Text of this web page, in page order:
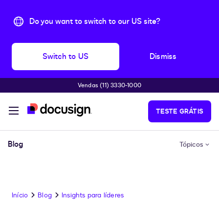
Do you want to switch to our US site?
Switch to US Dismiss
Pular para o conteúdo principal
Vendas (11) 3330-1000
TESTE GRÁTIS
Blog Tópicos
Início Blog Insights para líderes